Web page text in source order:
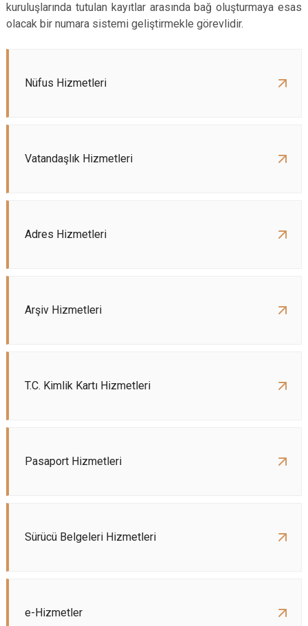
kuruluşlarında tutulan kayıtlar arasında bağ oluşturmaya esas
olacak bir numara sistemi geliştirmekle görevlidir.
Nüfus Hizmetleri
Vatandaşlık Hizmetleri
Adres Hizmetleri
Arşiv Hizmetleri
T.C. Kimlik Kartı Hizmetleri
Pasaport Hizmetleri
Sürücü Belgeleri Hizmetleri
e-Hizmetler